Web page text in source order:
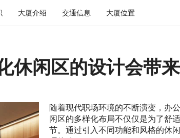
大厦介绍 交通信息 大厦位置
休闲区的设计会带
随着现代职场环境的不断演变，办
闲区的多样化布局不仅仅是为了舒
节。通过引入不同功能和风格的休